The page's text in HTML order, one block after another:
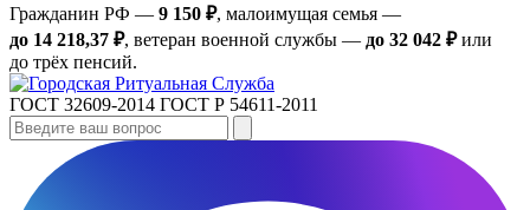
Гражданин РФ — 9 150 ₽, малоимущая семья —
до 14 218,37 ₽, ветеран военной службы — до 32 042 ₽или
до трёх пенсий.
ГОСТ 32609-2014 ГОСТ Р 54611-2011